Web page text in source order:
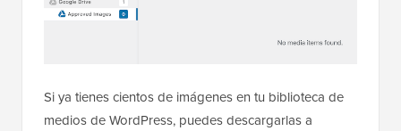
Si ya tienes cientos de imágenes en tu biblioteca de
medios de WordPress, puedes descargarlas a